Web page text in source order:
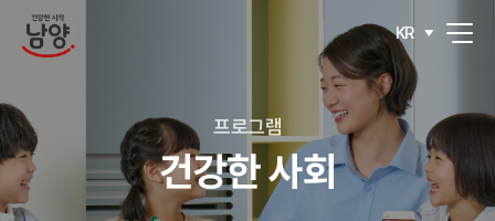
KR
프로그램
건강한 사회